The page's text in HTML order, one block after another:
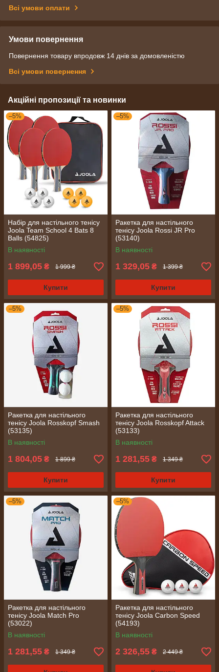
Всі умови оплати
Умови повернення
Повернення товару впродовж 14 днів за домовленістю
Всі умови повернення
Акційні пропозиції та новинки
–5%
Набір для настільного тенісу
Joola Team School 4 Bats 8
Balls (54825)
В наявності
1 899,05 ₴ 1 999 ₴
Купити
–5%
Ракетка для настільного
тенісу Joola Rossi JR Pro
(53140)
В наявності
1 329,05 ₴ 1 399 ₴
Купити
–5%
Ракетка для настільного
тенісу Joola Rosskopf Smash
(53135)
В наявності
1 804,05 ₴ 1 899 ₴
Купити
–5%
Ракетка для настільного
тенісу Joola Rosskopf Attack
(53133)
В наявності
1 281,55 ₴ 1 349 ₴
Купити
–5%
Ракетка для настільного
тенісу Joola Match Pro
(53022)
В наявності
1 281,55 ₴ 1 349 ₴
–5%
Ракетка для настільного
тенісу Joola Carbon Speed
(54193)
В наявності
2 326,55 ₴ 2 449 ₴